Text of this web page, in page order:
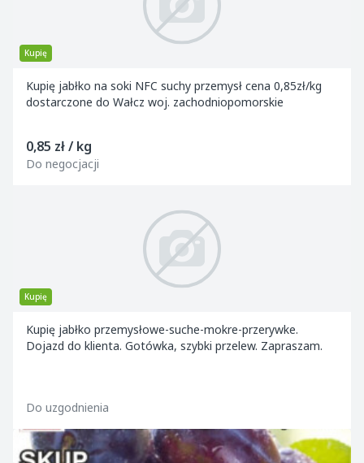
Kupię
Kupię jabłko na soki NFC suchy przemysł cena 0,85zł/kg
dostarczone do Wałcz woj. zachodniopomorskie
0,85 zł / kg
Do negocjacji
Kupię
Kupię jabłko przemysłowe-suche-mokre-przerywke.
Dojazd do klienta. Gotówka, szybki przelew. Zapraszam.
Do uzgodnienia